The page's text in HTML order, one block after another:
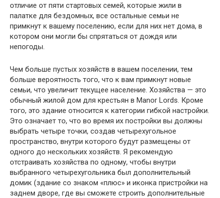
отличие от пяти стартовых семей, которые жили в
палатке для бездомных, все остальные семьи не
примкнут к вашему поселению, если для них нет дома, в
котором они могли бы спрятаться от дождя или
непогоды.
Чем больше пустых хозяйств в вашем поселении, тем
больше вероятность того, что к вам примкнут новые
семьи, что увеличит текущее население. Хозяйства — это
обычный жилой дом для крестьян в Manor Lords. Кроме
того, это здание относится к категории гибкой настройки.
Это означает то, что во время их постройки вы должны
выбрать четыре точки, создав четырехугольное
пространство, внутри которого будут размещены от
одного до нескольких хозяйств. Я рекомендую
отстраивать хозяйства по одному, чтобы внутри
выбранного четырехугольника был дополнительный
домик (здание со знаком «плюс» и иконка пристройки на
заднем дворе, где вы сможете строить дополнительные